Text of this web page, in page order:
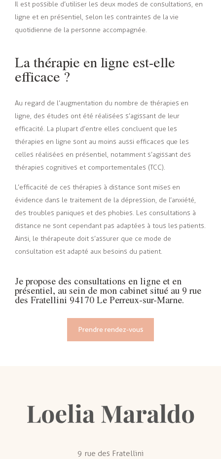
Il est possible d’utiliser les deux modes de consultations, en
ligne et en présentiel, selon les contraintes de la vie
quotidienne de la personne accompagnée.
La thérapie en ligne est-elle
efficace ?
Au regard de l’augmentation du nombre de thérapies en
ligne, des études ont été réalisées s’agissant de leur
efficacité. La plupart d’entre elles concluent que les
thérapies en ligne sont au moins aussi efficaces que les
celles réalisées en présentiel, notamment s’agissant des
thérapies cognitives et comportementales (TCC).
L’efficacité de ces thérapies à distance sont mises en
évidence dans le traitement de la dépression, de l’anxiété,
des troubles paniques et des phobies. Les consultations à
distance ne sont cependant pas adaptées à tous les patients.
Ainsi, le thérapeute doit s’assurer que ce mode de
consultation est adapté aux besoins du patient.
Je propose des consultations en ligne et en
présentiel, au sein de mon cabinet situé au 9 rue
des Fratellini 94170 Le Perreux-sur-Marne.
Prendre rendez-vous
9 rue des Fratellini